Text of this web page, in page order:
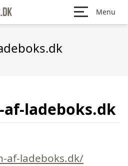
Menu
ladeboks.dk
af-ladeboks.dk/